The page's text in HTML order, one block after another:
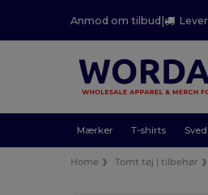
Anmod om tilbud|
Mærker T-shirts
Home Tomt tøj | tilbehør